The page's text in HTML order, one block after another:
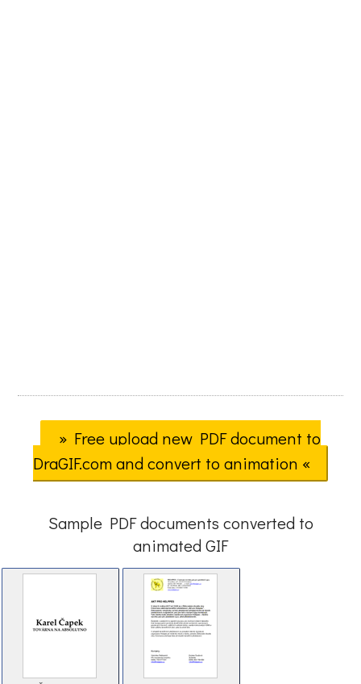
» Free upload new PDF document to
DraGIF.com and convert to animation «
Sample PDF documents converted to
animated GIF